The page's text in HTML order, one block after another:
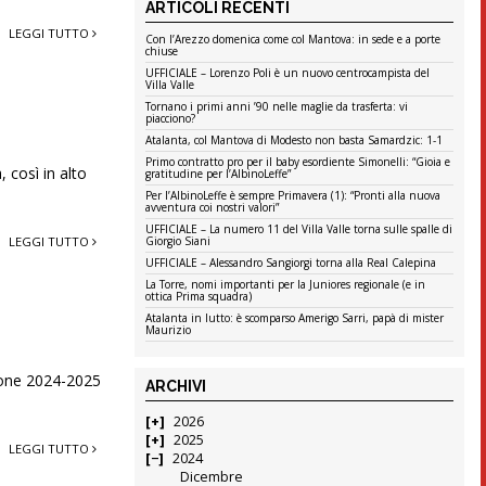
LEGGI TUTTO
così in alto
LEGGI TUTTO
2024-2025
LEGGI TUTTO
ARTICOLI RECENTI
Con l’Arezzo domenica come col Mantova: in sede e a porte
chiuse
UFFICIALE – Lorenzo Poli è un nuovo centrocampista del
Villa Valle
Tornano i primi anni ’90 nelle maglie da trasferta: vi
piacciono?
Atalanta, col Mantova di Modesto non basta Samardzic: 1-1
Primo contratto pro per il baby esordiente Simonelli: “Gioia e
gratitudine per l’AlbinoLeffe”
Per l’AlbinoLeffe è sempre Primavera (1): “Pronti alla nuova
avventura coi nostri valori”
UFFICIALE – La numero 11 del Villa Valle torna sulle spalle di
Giorgio Siani
UFFICIALE – Alessandro Sangiorgi torna alla Real Calepina
La Torre, nomi importanti per la Juniores regionale (e in
ottica Prima squadra)
Atalanta in lutto: è scomparso Amerigo Sarri, papà di mister
Maurizio
ARCHIVI
2026
2025
2024
Dicembre